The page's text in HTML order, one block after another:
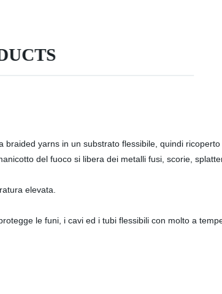
yarns in un substrato flessibile, quindi
del fuoco si libera dei metalli fusi, scorie,
elevata.
le funi, i cavi ed i tubi flessibili con molto a